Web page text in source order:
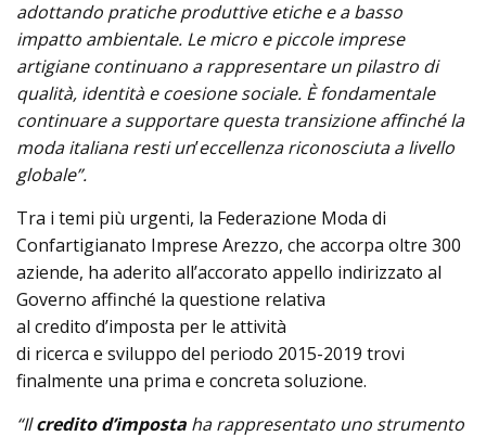
adottando pratiche produttive etiche e a basso
impatto ambientale. Le micro e piccole imprese
artigiane continuano a rappresentare un pilastro di
qualità, identità e coesione sociale. È fondamentale
continuare a supportare questa transizione affinché la
moda italiana resti un’eccellenza riconosciuta a livello
globale”.
Tra i temi più urgenti, la Federazione Moda di
Confartigianato Imprese Arezzo, che accorpa oltre 300
aziende, ha aderito all’accorato appello indirizzato al
Governo affinché la questione relativa
al credito d’imposta per le attività
di ricerca e sviluppo del periodo 2015-2019 trovi
finalmente una prima e concreta soluzione.
“Ilcredito d’imposta ha rappresentato uno strumento